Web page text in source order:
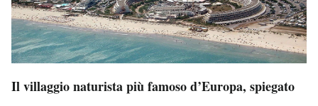
Il villaggio naturista più famoso d’Europa, spiegato